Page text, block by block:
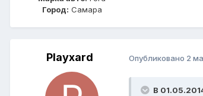
Город: Самара
Playxard Опубликовано 2
В